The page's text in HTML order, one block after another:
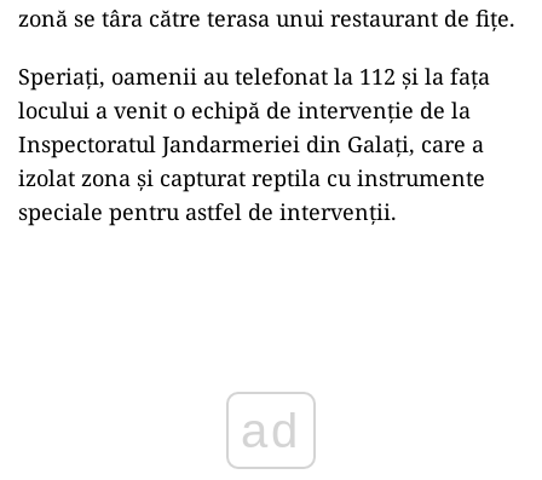
zonă se târa către terasa unui restaurant de fițe.
Speriaţi, oamenii au telefonat la 112 și la fața
locului a venit o echipă de intervenție de la
Inspectoratul Jandarmeriei din Galați, care a
izolat zona și capturat reptila cu instrumente
speciale pentru astfel de intervenții.